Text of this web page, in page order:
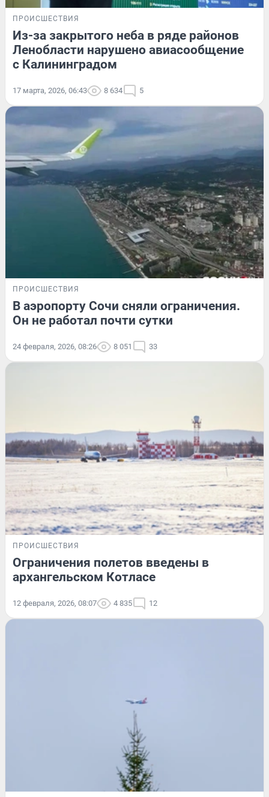
ПРОИСШЕСТВИЯ
Из-за закрытого неба в ряде районов
Ленобласти нарушено авиасообщение
с Калининградом
17 марта, 2026, 06:43 8 634 5
ПРОИСШЕСТВИЯ
В аэропорту Сочи сняли ограничения.
Он не работал почти сутки
24 февраля, 2026, 08:26 8 051 33
ПРОИСШЕСТВИЯ
Ограничения полетов введены в
архангельском Котласе
12 февраля, 2026, 08:07 4 835 12